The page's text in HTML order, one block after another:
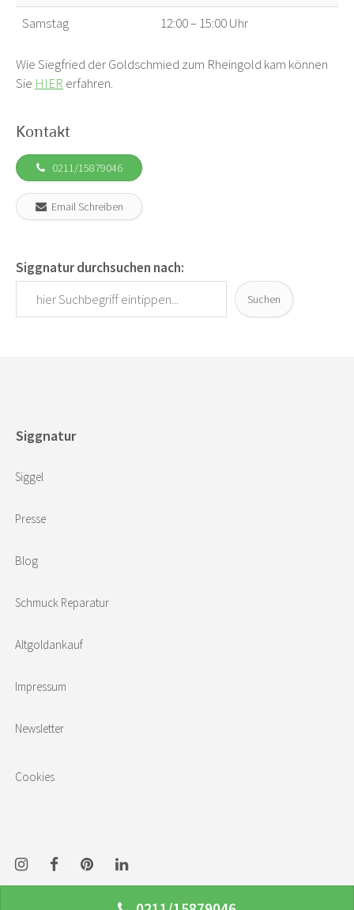
Samstag
12:00 – 15:00 Uhr
Wie Siegfried der Goldschmied zum Rheingold kam können
Sie HIER erfahren.
Kontakt
0211/15879046
Email Schreiben
Siggnatur durchsuchen nach:
Suchen
Siggnatur
Siggel
Presse
Blog
Schmuck Reparatur
Altgoldankauf
Impressum
Newsletter
Cookies